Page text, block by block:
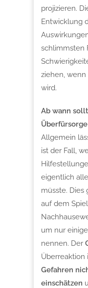
projizieren.
Entwicklung
schlimmsten
ziehen,
wird.
Ab wann
Allgemein
ist der Fall,
eigentlich
müsste. Dies
auf dem
um nur
nennen. Der
Überreaktion
Gefahren
einschätzen